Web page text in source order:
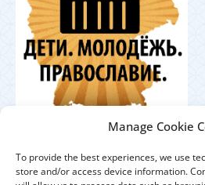
Manage Cookie
To provide the best experiences, we use
store and/or access device information.
центр по работе с
Германии